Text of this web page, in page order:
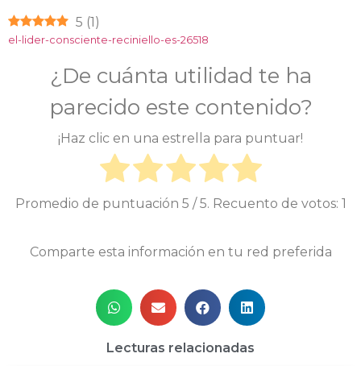
5 (1 )
el-lider-consciente-reciniello-es-26518
¿De cuánta utilidad te ha
parecido este contenido?
¡Haz clic en una estrella para puntuar!
Promedio de puntuación 5 / 5. Recuento de votos: 1
Comparte esta información en tu red preferida
Lecturas relacionadas